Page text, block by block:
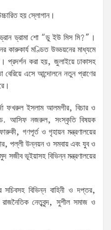
হয় স্লোগান।
ড্রামা শো “ডু ইউ মিস মি?”।
কারুকার্য মণ্ডিত উড্ডয়নের মাধ্যমে
প্রদর্শন করা হয়, জুলাইয়ে ঢাকাসহ
এসে আন্দোলনে নতুন প্রাণের
ফখরুল ইসলাম আলমগীর, বিচার ও
ড. আসিফ নজরুল, সংস্কৃতি বিষয়ক
গণপূর্ত ও গৃহায়ন মন্ত্রণালয়ের
পল্লী উন্নয়ন ও সমবায় এবং যুব ও
সজীব ভূইয়াসহ বিভিন্ন মন্ত্রণালয়ের
সচিবসহ বিভিন্ন বাহিনী ও দপ্তর,
রাজনৈতিক নেতৃবৃন্দ, সুশীল সমাজ ও